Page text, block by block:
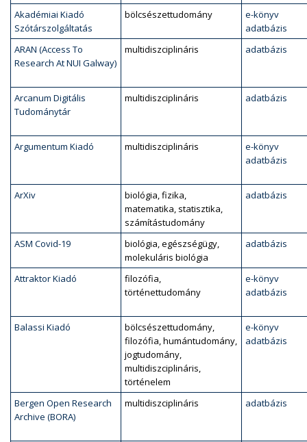
Akadémiai Kiadó
Szótárszolgáltatás
bölcsészettudomány
e-könyv
adatbázis
ARAN (Access To
Research At NUI Galway)
multidiszciplináris adatbázis
Arcanum Digitális
Tudománytár
multidiszciplináris adatbázis
Argumentum Kiadó multidiszciplináris
e-könyv
adatbázis
ArXiv
biológia, fizika,
matematika, statisztika,
számítástudomány
adatbázis
ASM Covid-19
biológia, egészségügy,
molekuláris biológia
adatbázis
Attraktor Kiadó
filozófia,
történettudomány
e-könyv
adatbázis
Balassi Kiadó
bölcsészettudomány,
filozófia, humántudomány,
jogtudomány,
multidiszciplináris,
történelem
e-könyv
adatbázis
Bergen Open Research
Archive (BORA)
multidiszciplináris adatbázis